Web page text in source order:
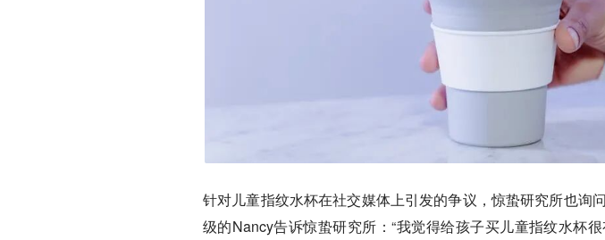
针对儿童指纹水杯在社交媒体上引发的争议，惊蛰研究所也询
级的Nancy告诉惊蛰研究所：“我觉得给孩子买儿童指纹水杯